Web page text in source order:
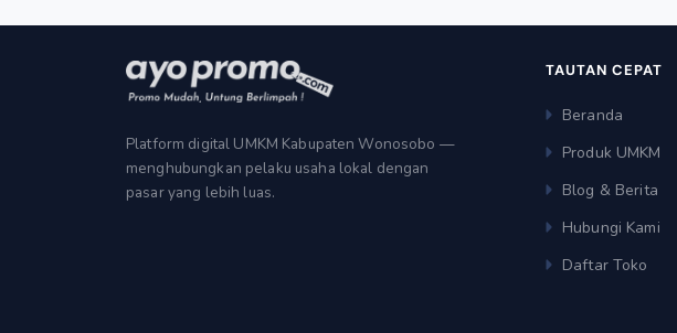
Platform digital UMKM Kabupaten Wonosobo —
menghubungkan pelaku usaha lokal dengan
pasar yang lebih luas.
TAUTAN CEPAT
Beranda
Produk UMKM
Blog & Berita
Hubungi Kami
Daftar Toko